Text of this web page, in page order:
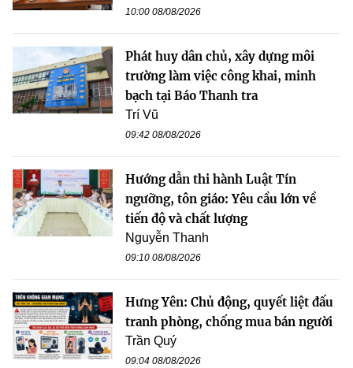
10:00 08/08/2026
Phát huy dân chủ, xây dựng môi
trường làm việc công khai, minh
bạch tại Báo Thanh tra
Trí Vũ
09:42 08/08/2026
Hướng dẫn thi hành Luật Tín
ngưỡng, tôn giáo: Yêu cầu lớn về
tiến độ và chất lượng
Nguyễn Thanh
09:10 08/08/2026
Hưng Yên: Chủ động, quyết liệt đấu
tranh phòng, chống mua bán người
Trần Quý
09:04 08/08/2026